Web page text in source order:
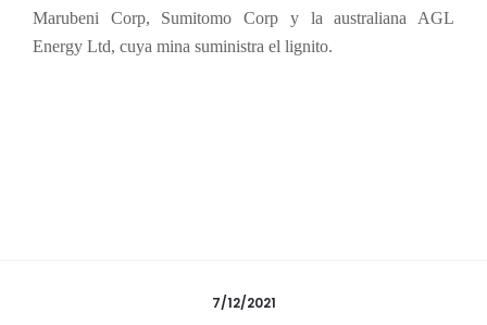
Marubeni Corp, Sumitomo Corp y la australiana AGL
Energy Ltd, cuya mina suministra el lignito.
7/12/2021